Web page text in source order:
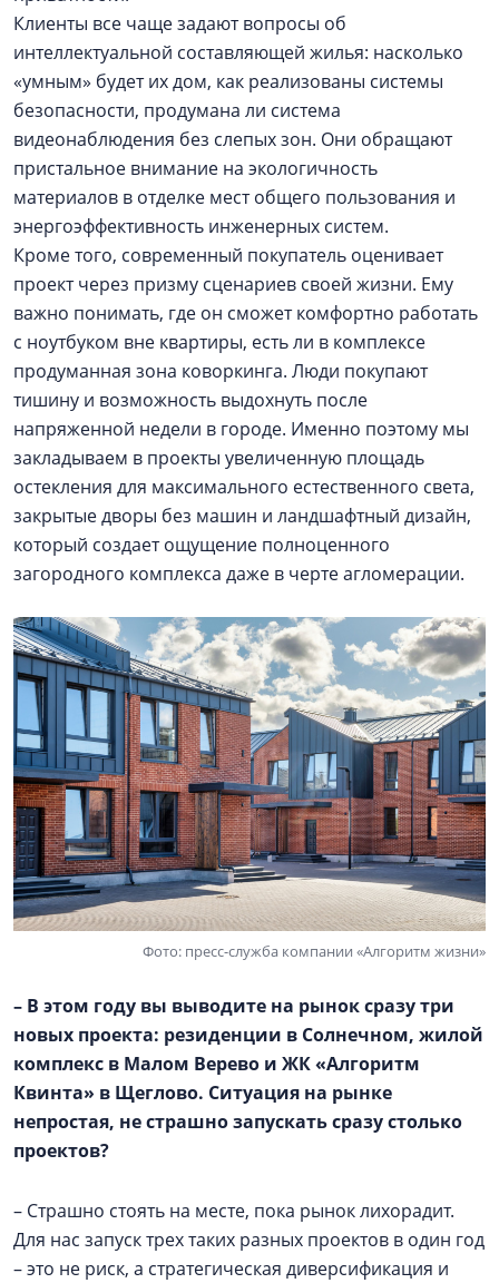
Клиенты все чаще задают вопросы об
интеллектуальной составляющей жилья: насколько
«умным» будет их дом, как реализованы системы
безопасности, продумана ли система
видеонаблюдения без слепых зон. Они обращают
пристальное внимание на экологичность
материалов в отделке мест общего пользования и
энергоэффективность инженерных систем.
Кроме того, современный покупатель оценивает
проект через призму сценариев своей жизни. Ему
важно понимать, где он сможет комфортно работать
с ноутбуком вне квартиры, есть ли в комплексе
продуманная зона коворкинга. Люди покупают
тишину и возможность выдохнуть после
напряженной недели в городе. Именно поэтому мы
закладываем в проекты увеличенную площадь
остекления для максимального естественного света,
закрытые дворы без машин и ландшафтный дизайн,
который создает ощущение полноценного
загородного комплекса даже в черте агломерации.
Фото: пресс-служба компании «Алгоритм жизни»
– В этом году вы выводите на рынок сразу три
новых проекта: резиденции в Солнечном, жилой
комплекс в Малом Верево и ЖК «Алгоритм
Квинта» в Щеглово. Ситуация на рынке
непростая, не страшно запускать сразу столько
проектов?
– Страшно стоять на месте, пока рынок лихорадит.
Для нас запуск трех таких разных проектов в один год
– это не риск, а стратегическая диверсификация и